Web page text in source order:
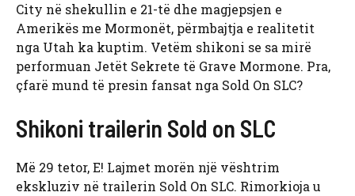
City në shekullin e 21-të dhe magjepsjen e
Amerikës me Mormonët, përmbajtja e realitetit
nga Utah ka kuptim. Vetëm shikoni se sa mirë
performuan Jetët Sekrete të Grave Mormone. Pra,
çfarë mund të presin fansat nga Sold On SLC?
Shikoni trailerin Sold on SLC
Më 29 tetor, E! Lajmet morën një vështrim
ekskluziv në trailerin Sold On SLC. Rimorkioja u